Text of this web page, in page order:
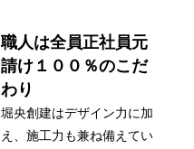
職人は全員正社員元
請け１００％のこだ
わり
堀央創建はデザイン力に加
え、施工力も兼ね備えてい